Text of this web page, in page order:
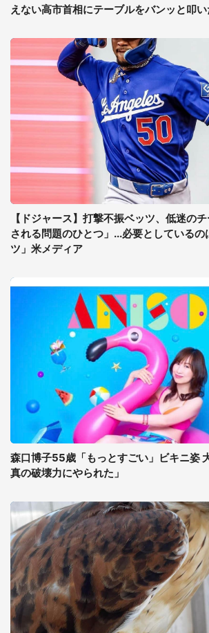
えない高市首相にテーブルをバンッと叩い
【ドジャース】打撃不振ベッツ、低迷の
される問題のひとつ」...必要としているの
ツ」米メディア
森口博子55歳「もっとすごい」ビキニ姿
真の破壊力にやられた」